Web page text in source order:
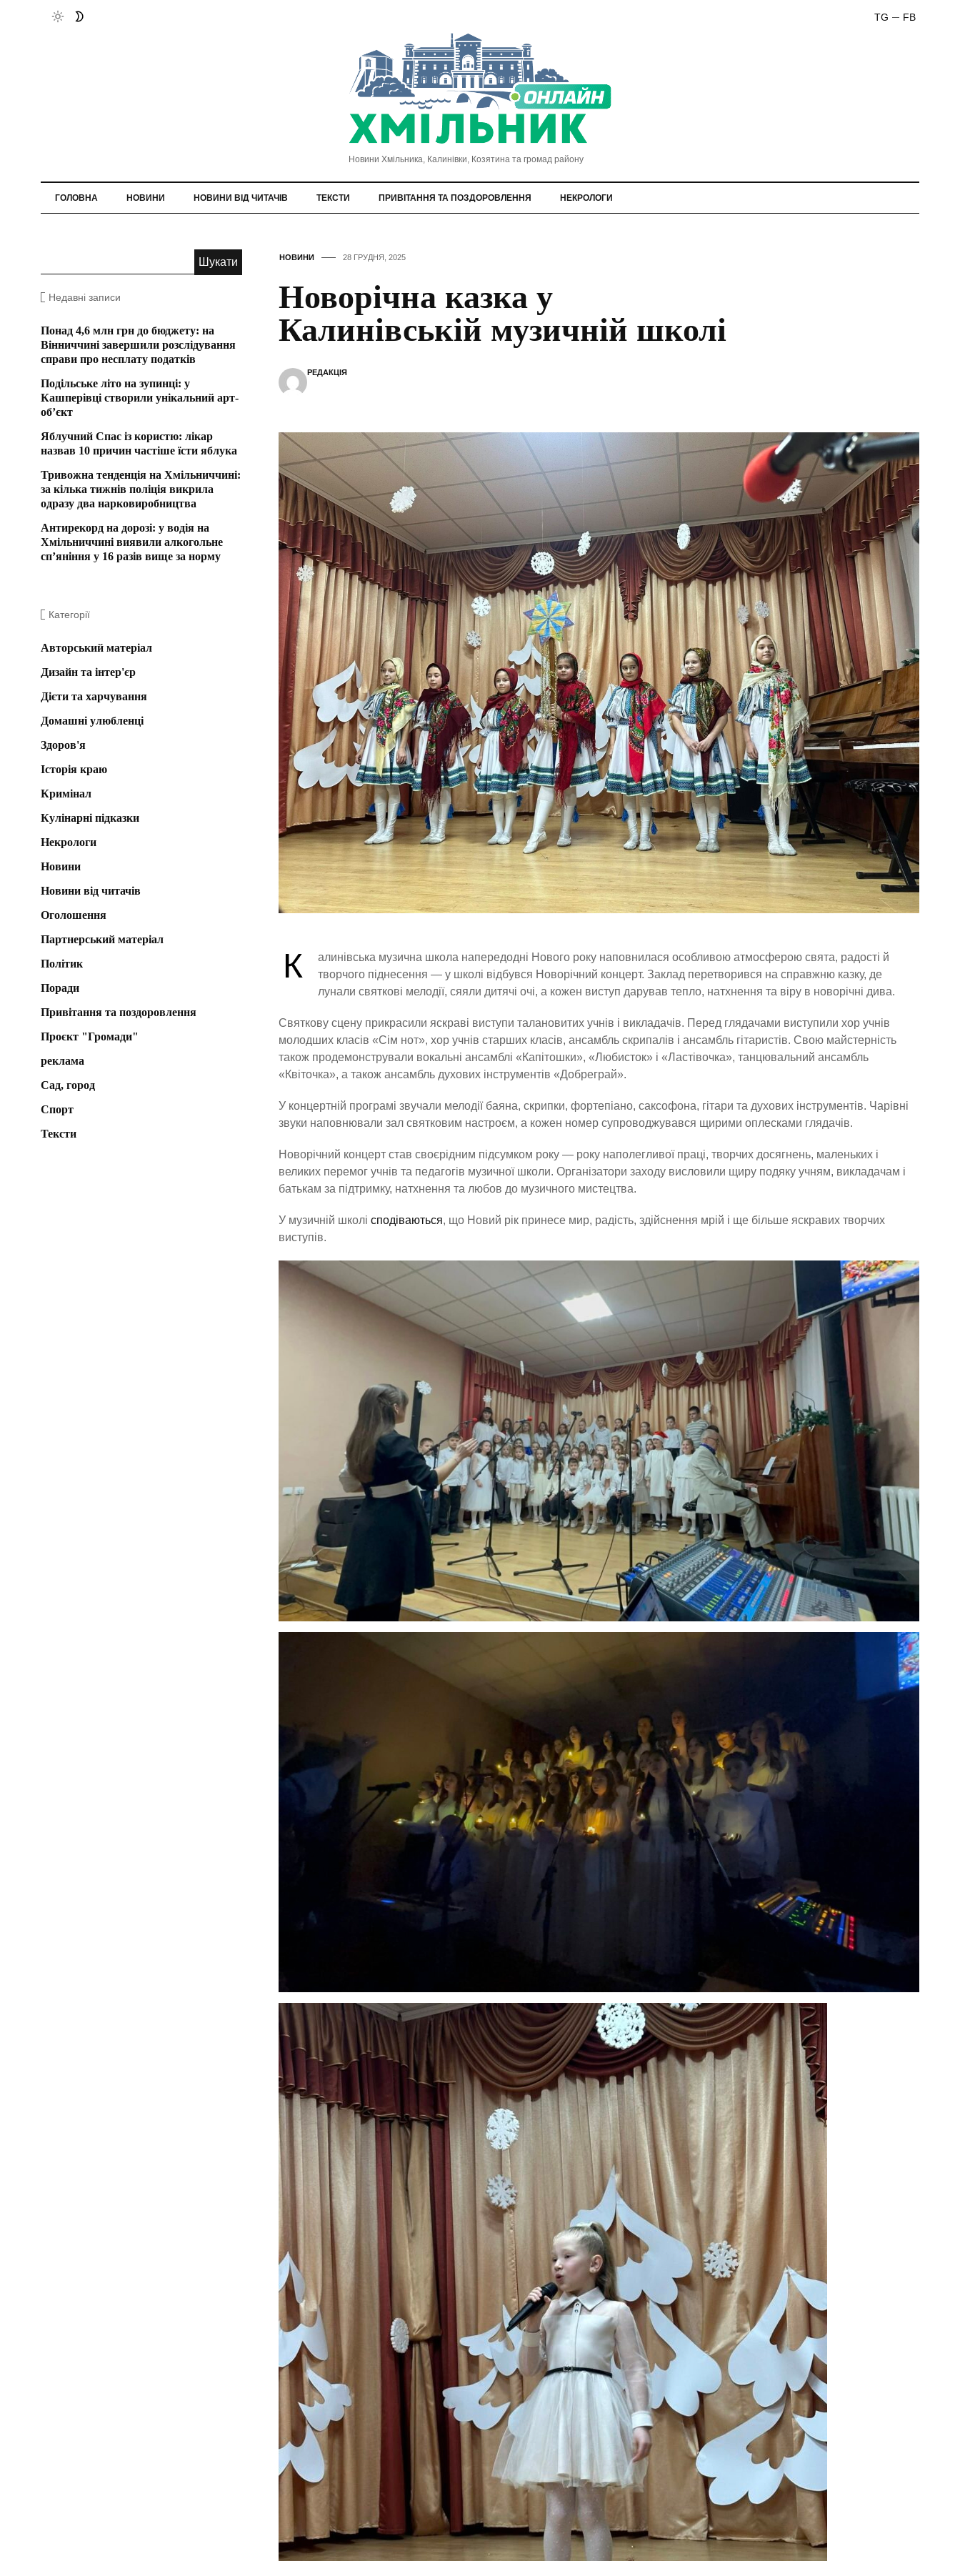
FB
TG
Новини Хмільника, Калинівки, Козятина та громад району
ГОЛОВНА НОВИНИ НОВИНИ ВІД ЧИТАЧІВ ТЕКСТИ ПРИВІТАННЯ ТА ПОЗДОРОВЛЕННЯ НЕКРОЛОГИ
НОВИНИ 28 ГРУДНЯ, 2025
Новорічна казка у
Калинівській музичній школі
РЕДАКЦІЯ
К
алинівська музична школа напередодні Нового року наповнилася особливою атмосферою свята, радості й
творчого піднесення — у школі відбувся Новорічний концерт. Заклад перетворився на справжню казку, де
лунали святкові мелодії, сяяли дитячі очі, а кожен виступ дарував тепло, натхнення та віру в новорічні дива.
Святкову сцену прикрасили яскраві виступи талановитих учнів і викладачів. Перед глядачами виступили хор учнів
молодших класів «Сім нот», хор учнів старших класів, ансамбль скрипалів і ансамбль гітаристів. Свою майстерність
також продемонстрували вокальні ансамблі «Капітошки», «Любисток» і «Ластівочка», танцювальний ансамбль
«Квіточка», а також ансамбль духових інструментів «Добреграй».
У концертній програмі звучали мелодії баяна, скрипки, фортепіано, саксофона, гітари та духових інструментів. Чарівні
звуки наповнювали зал святковим настроєм, а кожен номер супроводжувався щирими оплесками глядачів.
Новорічний концерт став своєрідним підсумком року — року наполегливої праці, творчих досягнень, маленьких і
великих перемог учнів та педагогів музичної школи. Організатори заходу висловили щиру подяку учням, викладачам і
батькам за підтримку, натхнення та любов до музичного мистецтва.
У музичній школі сподіваються, що Новий рік принесе мир, радість, здійснення мрій і ще більше яскравих творчих
виступів.
Недавні записи
Понад 4,6 млн грн до бюджету: на
Вінниччині завершили розслідування
справи про несплату податків
Подільське літо на зупинці: у
Кашперівці створили унікальний арт-
об’єкт
Яблучний Спас із користю: лікар
назвав 10 причин частіше їсти яблука
Тривожна тенденція на Хмільниччині:
за кілька тижнів поліція викрила
одразу два нарковиробництва
Антирекорд на дорозі: у водія на
Хмільниччині виявили алкогольне
сп’яніння у 16 разів вище за норму
Категорії
Авторський матеріал
Дизайн та інтер'єр
Дієти та харчування
Домашні улюбленці
Здоров'я
Історія краю
Кримінал
Кулінарні підказки
Некрологи
Новини
Новини від читачів
Оголошення
Партнерський матеріал
Політик
Поради
Привітання та поздоровлення
Проєкт "Громади"
реклама
Сад, город
Спорт
Тексти